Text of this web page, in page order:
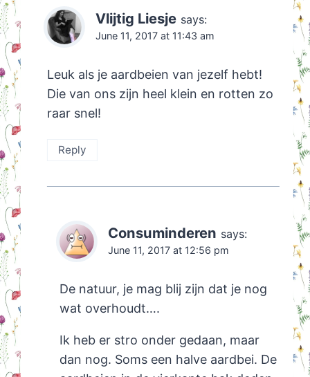
Vlijtig Liesje says:
June 11, 2017 at 11:43 am
Leuk als je aardbeien van jezelf hebt!
Die van ons zijn heel klein en rotten zo
raar snel!
Reply
Consuminderen says:
June 11, 2017 at 12:56 pm
De natuur, je mag blij zijn dat je nog
wat overhoudt….
Ik heb er stro onder gedaan, maar
dan nog. Soms een halve aardbei. De